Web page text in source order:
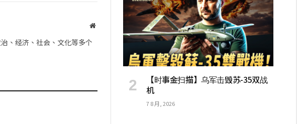
网
、经济、社会、文化等多个
【时事金扫描】乌军击毁苏-35双战
机
7 8 月, 2026